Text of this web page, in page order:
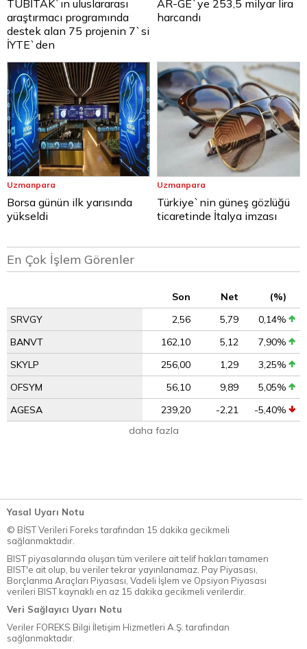
TÜBİTAK`ın uluslararası
araştırmacı programında
destek alan 75 projenin 7`si
İYTE`den
AR-GE`ye 253,5 milyar lira
harcandı
Uzmanpara
Borsa günün ilk yarısında
yükseldi
Uzmanpara
Türkiye`nin güneş gözlüğü
ticaretinde İtalya imzası
En Çok İşlem Görenler
Son Net
(%)
SRVGY
2,56 5,79
0,14%
BANVT
162,10 5,12
7,90%
SKYLP
256,00 1,29
3,25%
OFSYM
56,10 9,89
5,05%
AGESA
239,20 -2,21
-5,40%
daha fazla
Yasal Uyarı Notu
© BİST Verileri Foreks tarafından 15 dakika gecikmeli
sağlanmaktadır.
BIST piyasalarında oluşan tüm verilere ait telif hakları tamamen
BIST'e ait olup, bu veriler tekrar yayınlanamaz. Pay Piyasası,
Borçlanma Araçları Piyasası, Vadeli İşlem ve Opsiyon Piyasası
verileri BIST kaynaklı en az 15 dakika gecikmeli verilerdir.
Veri Sağlayıcı Uyarı Notu
Veriler FOREKS Bilgi İletişim Hizmetleri A.Ş. tarafından
sağlanmaktadır.